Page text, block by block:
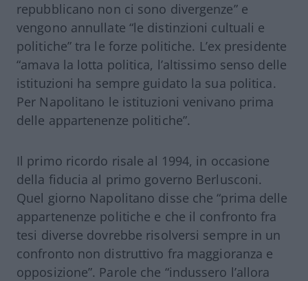
repubblicano non ci sono divergenze” e
vengono annullate “le distinzioni cultuali e
politiche” tra le forze politiche. L’ex presidente
“amava la lotta politica, l’altissimo senso delle
istituzioni ha sempre guidato la sua politica.
Per Napolitano le istituzioni venivano prima
delle appartenenze politiche”.
Il primo ricordo risale al 1994, in occasione
della fiducia al primo governo Berlusconi.
Quel giorno Napolitano disse che “prima delle
appartenenze politiche e che il confronto fra
tesi diverse dovrebbe risolversi sempre in un
confronto non distruttivo fra maggioranza e
opposizione”. Parole che “indussero l’allora